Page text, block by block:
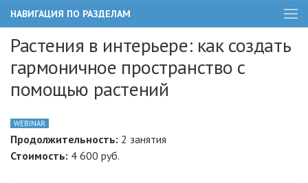
НАВИГАЦИЯ ПО РАЗДЕЛАМ
Растения в интерьере: как создать
гармоничное пространство с
помощью растений
WEBINAR
Продолжительность: 2 занятия
Стоимость: 4 600 руб.